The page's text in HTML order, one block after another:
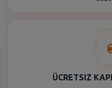
ÜCRETSIZ